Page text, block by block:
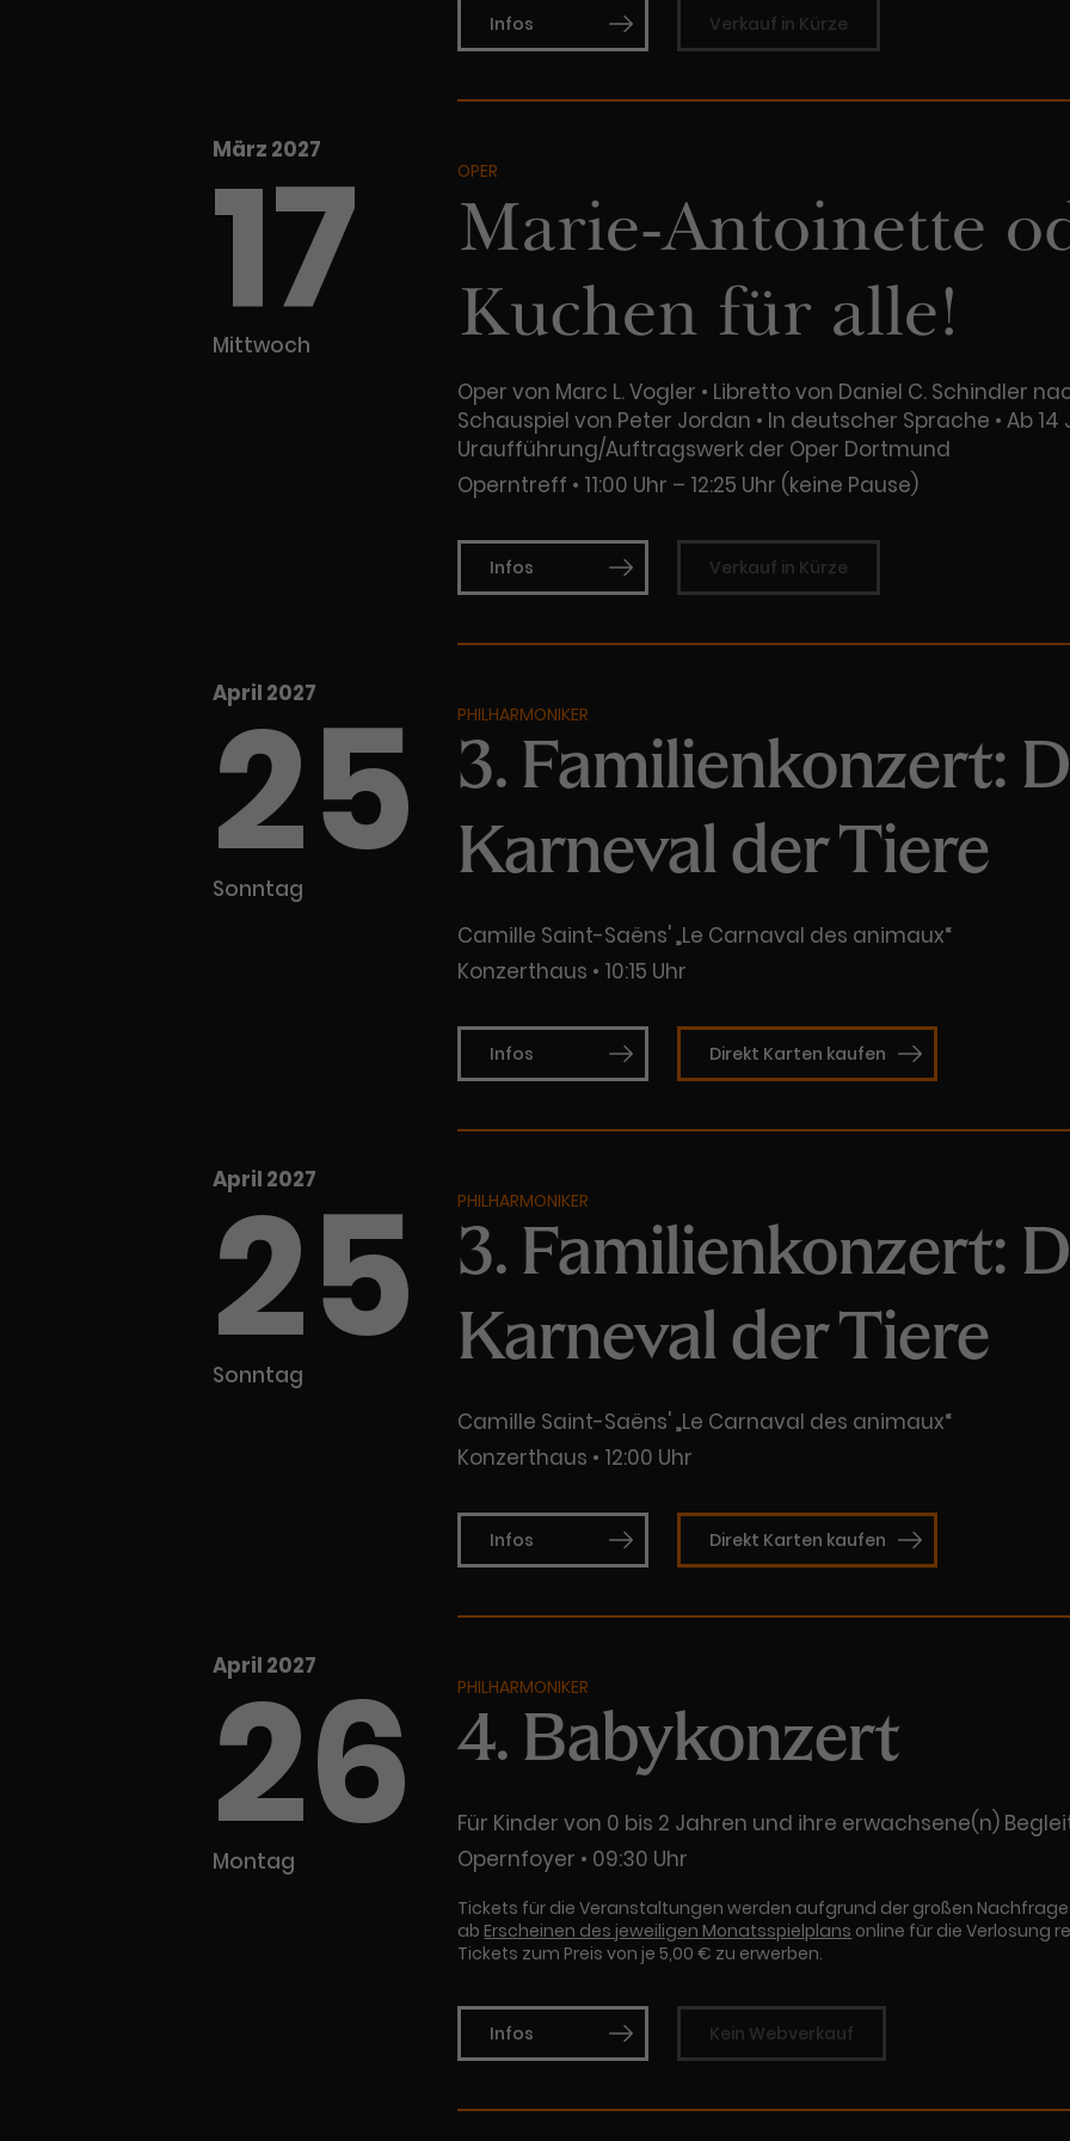
Zweck
Cookie. Bestimmte Daten werden nur
maximal einmal pro Minute an Google
ist, werden bestimmte
Zweck
zu messen und Remarketing-Funktionen
bereitzustellen.
Anbieter Google / DoubleClick
Dieses Cookie dient der Anzeige
personalisierter Werbung und misst die
verschiedene Websites hinweg.
Infos Verkauf in Kürze
März 2027
17
Mittwoch
OPER
Marie-Antoinette
Kuchen für alle!
Oper von Marc L. Vogler • Libretto von Daniel C. Schindler
Schauspiel von Peter Jordan • In deutscher Sprache • Ab 14
Uraufführung/Auftragswerk der Oper Dortmund
Operntreff
11:00 Uhr – 12:25 Uhr (keine Pause)
Infos Verkauf in Kürze
April 2027
25
Sonntag
PHILHARMONIKER
3. Familienkonzert:
Karneval der Tiere
Camille Saint-Saëns' „Le Carnaval des animaux“
Konzerthaus
10:15 Uhr
Infos Direkt Karten kaufen
April 2027
25
Sonntag
PHILHARMONIKER
3. Familienkonzert:
Karneval der Tiere
Camille Saint-Saëns' „Le Carnaval des animaux“
Konzerthaus
12:00 Uhr
Infos Direkt Karten kaufen
April 2027
26
Montag
PHILHARMONIKER
4. Babykonzert
Für Kinder von 0 bis 2 Jahren und ihre erwachsene(n)
Opernfoyer
09:30 Uhr
Tickets für die Veranstaltungen werden aufgrund der großen
ab Erscheinen des jeweiligen Monatsspielplans online für die Verlosung
Tickets zum Preis von je 5,00 € zu erwerben.
Infos Kein Webverkauf